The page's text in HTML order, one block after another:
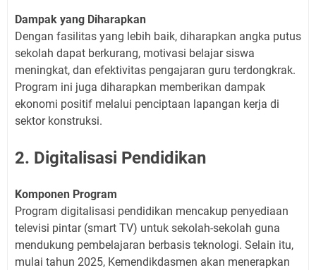
Dampak yang Diharapkan
Dengan fasilitas yang lebih baik, diharapkan angka putus
sekolah dapat berkurang, motivasi belajar siswa
meningkat, dan efektivitas pengajaran guru terdongkrak.
Program ini juga diharapkan memberikan dampak
ekonomi positif melalui penciptaan lapangan kerja di
sektor konstruksi.
2. Digitalisasi Pendidikan
Komponen Program
Program digitalisasi pendidikan mencakup penyediaan
televisi pintar (smart TV) untuk sekolah-sekolah guna
mendukung pembelajaran berbasis teknologi. Selain itu,
mulai tahun 2025, Kemendikdasmen akan menerapkan